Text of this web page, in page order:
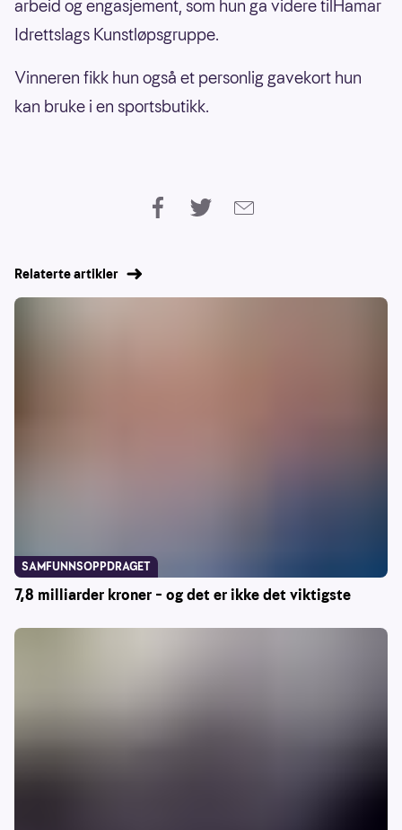
arbeid og engasjement, som hun ga videre tilHamar
Idrettslags Kunstløpsgruppe.
Vinneren fikk hun også et personlig gavekort hun
kan bruke i en sportsbutikk.
Relaterte artikler
7,8 milliarder kroner – og det er ikke det viktigste
SAMFUNNSOPPDRAGET